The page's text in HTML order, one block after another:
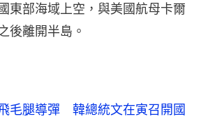
東部海域上空，與美國航母卡爾
後離開半島。
毛腿導彈　韓總統文在寅召開國